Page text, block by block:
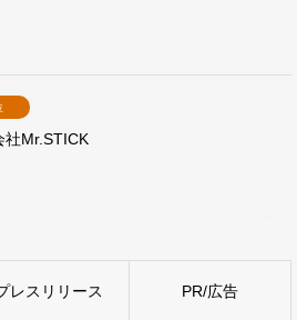
社Mr.STICK
レスリリース PR/広告